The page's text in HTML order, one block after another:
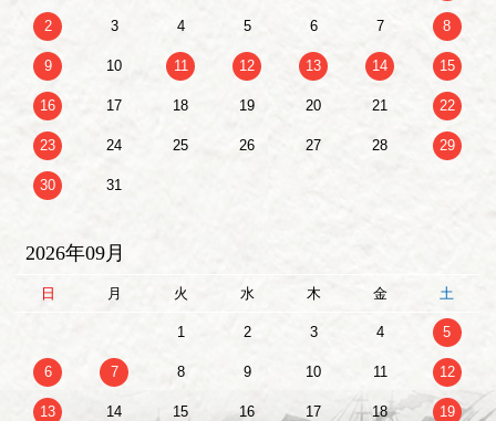
2 3 4 5 6 7 8
9 10 11 12 13 14 15
16 17 18 19 20 21 22
23 24 25 26 27 28 29
30 31
2026年09月
日 月 火 水 木 金 土
1 2 3 4 5
6 7 8 9 10 11 12
13 14 15 16 17 18 19